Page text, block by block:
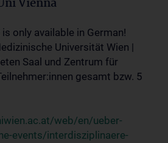
Vienna
only available in German!
Universität Wien |
Saal und Zentrum für
gesamt bzw. 5
web/en/ueber-
events/interdisziplinaere-